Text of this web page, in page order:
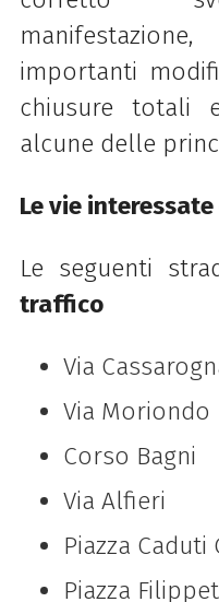
importanti
chiusure totali
alcune delle
Le vie
Le seguenti
traffico
Via
Via Moriondo
Corso Bagni
Via Alfieri
Piazza Caduti
Piazza